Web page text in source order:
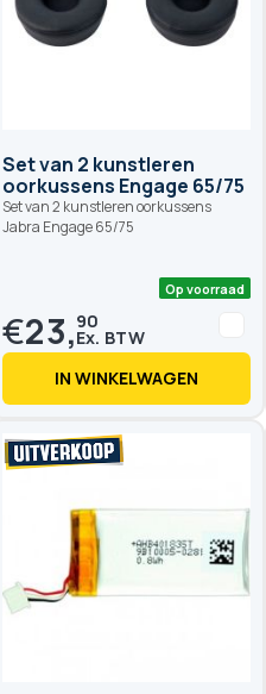
Set van 2 kunstleren
oorkussens Engage 65/75
Set van 2 kunstleren oorkussens
Jabra Engage 65/75
€23,90
IN WINKELWAGEN